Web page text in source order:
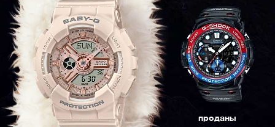
проданы